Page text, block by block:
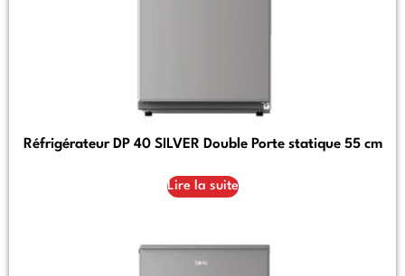
Réfrigérateur DP 40 SILVER Double Porte statique 55 cm
Lire la suite